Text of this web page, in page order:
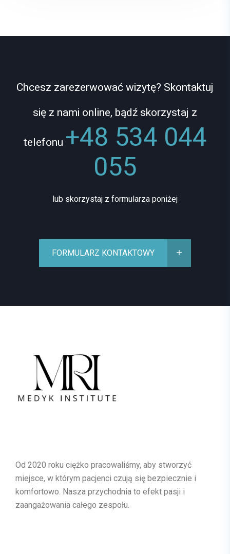
Chcesz zarezerwować wizytę? Skontaktuj
się z nami online, bądź skorzystaj z
telefonu +48 534 044
055
lub skorzystaj z formularza poniżej
FORMULARZ KONTAKTOWY
Od 2020 roku ciężko pracowaliśmy, aby stworzyć
miejsce, w którym pacjenci czują się bezpiecznie i
komfortowo. Nasza przychodnia to efekt pasji i
zaangażowania całego zespołu.